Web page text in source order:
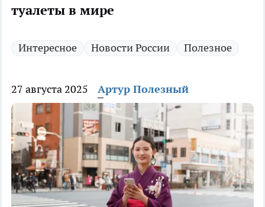
туалеты в мире
Интересное Новости России Полезное
27 августа 2025 Артур Полезный